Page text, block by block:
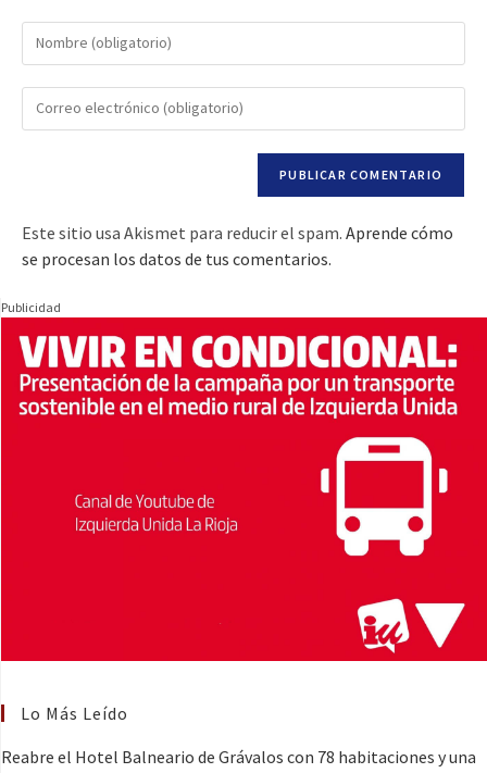
Este sitio usa Akismet para reducir el spam. Aprende cómo
se procesan los datos de tus comentarios.
Publicidad
Lo Más Leído
Reabre el Hotel Balneario de Grávalos con 78 habitaciones y una